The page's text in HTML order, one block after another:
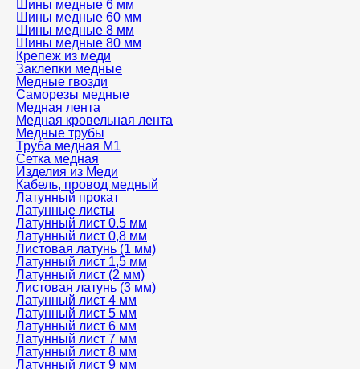
Шины медные 6 мм
Шины медные 60 мм
Шины медные 8 мм
Шины медные 80 мм
Крепеж из меди
Заклепки медные
Медные гвозди
Саморезы медные
Медная лента
Медная кровельная лента
Медные трубы
Труба медная М1
Сетка медная
Изделия из Меди
Кабель, провод медный
Латунный прокат
Латунные листы
Латунный лист 0.5 мм
Латунный лист 0,8 мм
Листовая латунь (1 мм)
Латунный лист 1,5 мм
Латунный лист (2 мм)
Листовая латунь (3 мм)
Латунный лист 4 мм
Латунный лист 5 мм
Латунный лист 6 мм
Латунный лист 7 мм
Латунный лист 8 мм
Латунный лист 9 мм